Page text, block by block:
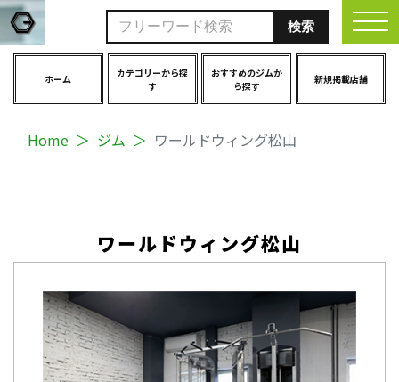
ホーム
カテゴリーから探
す
おすすめのジムか
ら探す
新規掲載店舗
Home ジム ワールドウィング松山
ワールドウィング松山